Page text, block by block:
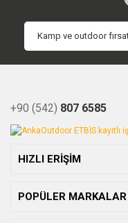
+90 (542) 807 6585
HIZLI ERİŞİM
POPÜLER MARKALAR